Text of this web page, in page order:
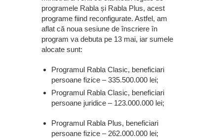
programele Rabla și Rabla Plus, acest
programe fiind reconfigurate. Astfel, am
aflat că noua sesiune de înscriere în
program va debuta pe 13 mai, iar sumele
alocate sunt:
Programul Rabla Clasic, beneficiari
persoane fizice – 335.500.000 lei;
Programul Rabla Clasic, beneficiari
persoane juridice – 123.000.000 lei;
Programul Rabla Plus, beneficiari
persoane fizice – 262.000.000 lei;